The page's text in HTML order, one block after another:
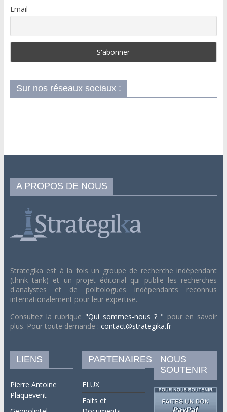
Email
Sur nos réseaux sociaux :
A PROPOS DE NOUS
Strategika est à la fois un groupe de recherche indépendant
(think tank) et un projet éditorial qui publie les recherches
d'analystes et de politologues indépendants reconnus
internationalement pour leur expertise.
Consultez la rubrique "Qui sommes-nous ? " pour en savoir
plus. Pour toute demande : contact@strategika.fr
LIENS
Pierre Antoine
Plaquevent
PARTENAIRES
FLUX
Faits et
NOUS
SOUTENIR